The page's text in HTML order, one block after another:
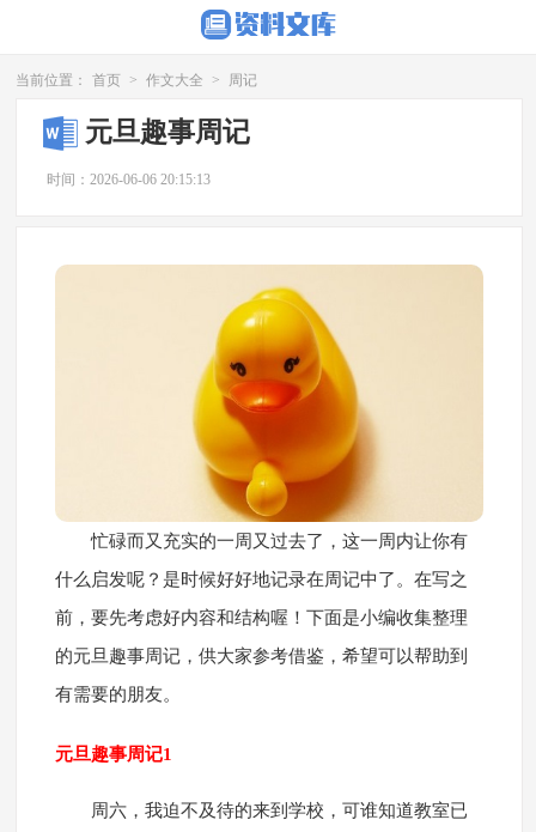
当前位置： 首页 > 作文大全 > 周记
元旦趣事周记
时间：2026-06-06 20:15:13
忙碌而又充实的一周又过去了，这一周内让你有
什么启发呢？是时候好好地记录在周记中了。在写之
前，要先考虑好内容和结构喔！下面是小编收集整理
的元旦趣事周记，供大家参考借鉴，希望可以帮助到
有需要的朋友。
元旦趣事周记1
周六，我迫不及待的来到学校，可谁知道教室已